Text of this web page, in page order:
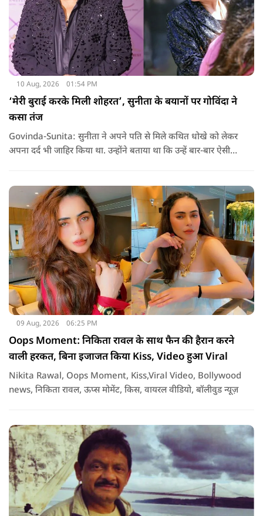
10 Aug, 2026 01:54 PM
‘मेरी बुराई करके मिली शोहरत’, सुनीता के बयानों पर गोविंदा ने
कसा तंज
Govinda-Sunita: सुनीता ने अपने पति से मिले कथित धोखे को लेकर
अपना दर्द भी जाहिर किया था. उन्होंने बताया था कि उन्हें बार-बार ऐसी
रिश्ते को लेकर चर्चा तेज हो गई थी.
09 Aug, 2026 06:25 PM
Oops Moment: निकिता रावल के साथ फैन की हैरान करने
वाली हरकत, बिना इजाजत किया Kiss, Video हुआ Viral
Nikita Rawal, Oops Moment, Kiss,Viral Video, Bollywood
news, निकिता रावल, ऊप्स मोमेंट, किस, वायरल वीडियो, बॉलीवुड न्यूज़